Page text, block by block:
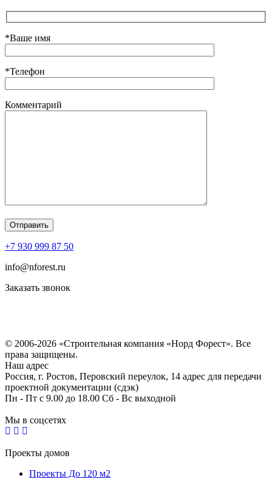
*Ваше имя
*Телефон
Комментарий
+7 930 999 87 50
info@nforest.ru
Заказать звонок
© 2006-2026 «Строительная компания «Норд Форест». Все
права защищены.
Наш адрес
Россия, г. Ростов, Перовский переулок, 14 адрес для передачи
проектной документации (сдэк)
Пн - Пт с 9.00 до 18.00 Сб - Вс выходной
Мы в соцсетях
Проекты домов
Проекты До 120 м2